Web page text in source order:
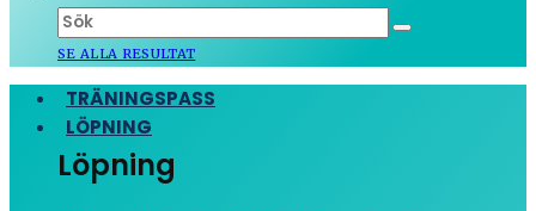
SE ALLA RESULTAT
TRÄNINGSPASS
LÖPNING
Löpning